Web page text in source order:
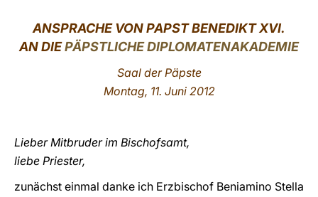
ANSPRACHE VON PAPST BENEDIKT XVI.
AN DIEPÄPSTLICHE DIPLOMATENAKADEMIE
Saal der Päpste
Montag, 11. Juni 2012
Lieber Mitbruder im Bischofsamt,
liebe Priester,
zunächst einmal danke ich Erzbischof Beniamino Stella